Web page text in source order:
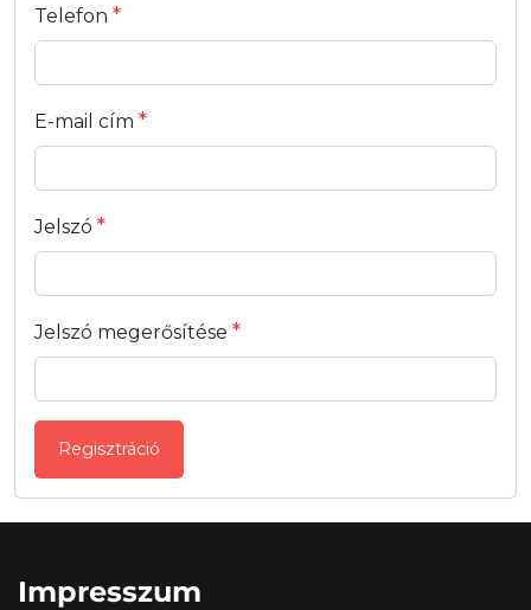
Telefon *
E-mail cím *
Jelszó *
Jelszó megerősítése *
Regisztráció
Impresszum